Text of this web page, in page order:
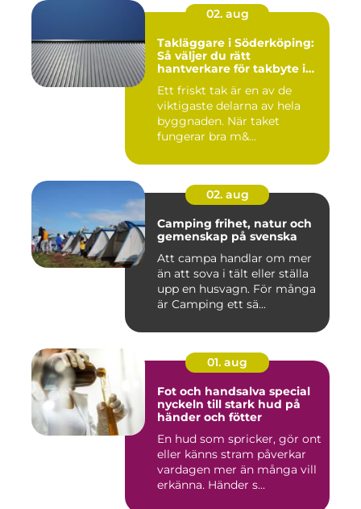
02. aug
Takläggare i Söderköping:
Så väljer du rätt
hantverkare för takbyte i
Ett friskt tak är en av de
viktigaste delarna av hela
byggnaden. När taket
fungerar bra m&...
02. aug
Camping frihet, natur och
gemenskap på svenska
Att campa handlar om mer
än att sova i tält eller ställa
upp en husvagn. För många
är Camping ett sä...
01. aug
Fot och handsalva special
nyckeln till stark hud på
händer och fötter
En hud som spricker, gör ont
eller känns stram påverkar
vardagen mer än många vill
erkänna. Händer s...